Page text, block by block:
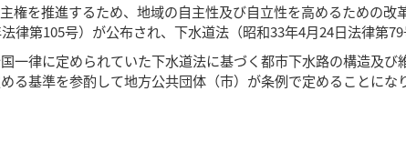
権を推進するため、地域の自主性及び自立性を高めるための
律第105号）が公布され、下水道法（昭和33年4月24日法律第79
一律に定められていた下水道法に基づく都市下水路の構造及
る基準を参酌して地方公共団体（市）が条例で定めることにな